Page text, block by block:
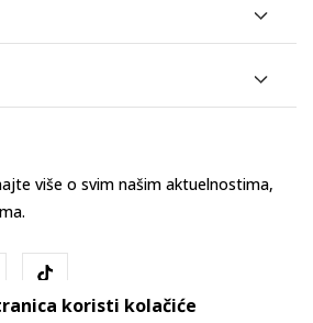
više o svim našim aktuelnostima,
koristi kolačiće